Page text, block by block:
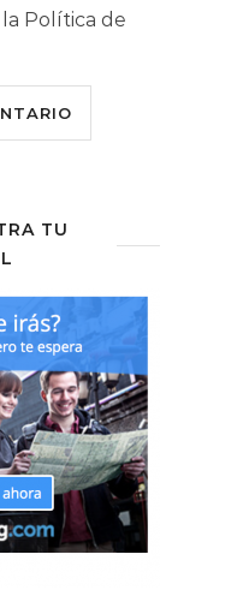
Política de
TU